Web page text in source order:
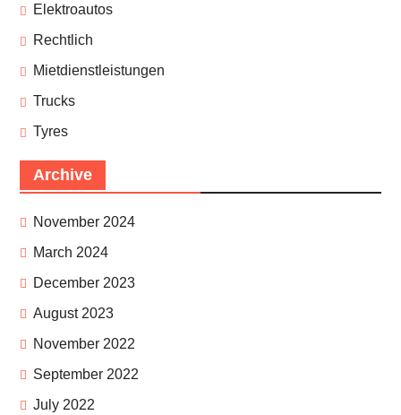
Elektroautos
Rechtlich
Mietdienstleistungen
Trucks
Tyres
Archive
November 2024
March 2024
December 2023
August 2023
November 2022
September 2022
July 2022